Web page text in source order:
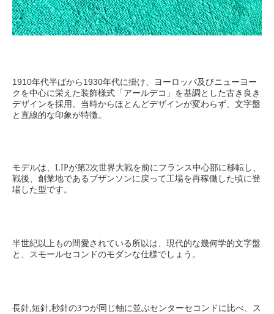
1910年代半ばから 1930年代に掛け、ヨーロッパ及びニューヨー
クを中心に栄えた装飾様式「アールデコ」を基調とした古き良き
デザインを採用。当時からほとんどデザインが変わらず、文字盤
と直線的な印象が特徴。
モデルは、LIPが第2次世界大戦を前にフランス中心部に移転し、
戦後、創業地であるブザンソンに戻って工場を再稼働した頃に登
場した型です。
半世紀以上もの間愛されている所以は、現代的な幾何学的文字盤
と、スモールセコンドのモダンな仕様でしょう。
長針,短針,秒針の3つが同じ軸に並ぶセンターセコンドに比べ、ス